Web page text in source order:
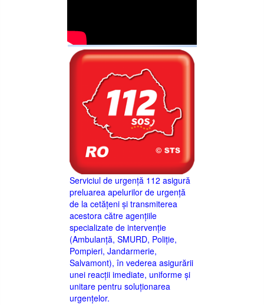
Serviciul de urgență 112 asigură
preluarea apelurilor de urgență
de la cetățeni și transmiterea
acestora către agențiile
specializate de intervenție
(Ambulanță, SMURD, Poliție,
Pompieri, Jandarmerie,
Salvamont), în vederea asigurării
unei reacții imediate, uniforme și
unitare pentru soluționarea
urgențelor.